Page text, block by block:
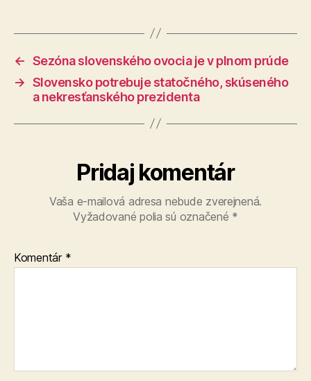
← Sezóna slovenského ovocia je v plnom prúde
→ Slovensko potrebuje statočného, skúseného
a nekresťanského prezidenta
Pridaj komentár
Vaša e-mailová adresa nebude zverejnená.
Vyžadované polia sú označené *
Komentár *